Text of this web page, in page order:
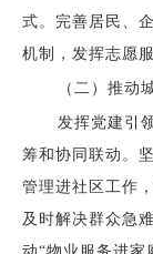
式。完善居民、
机制，发挥志愿
（二）推动
发挥党建引
筹和协同联动。
管理进社区工作
及时解决群众急